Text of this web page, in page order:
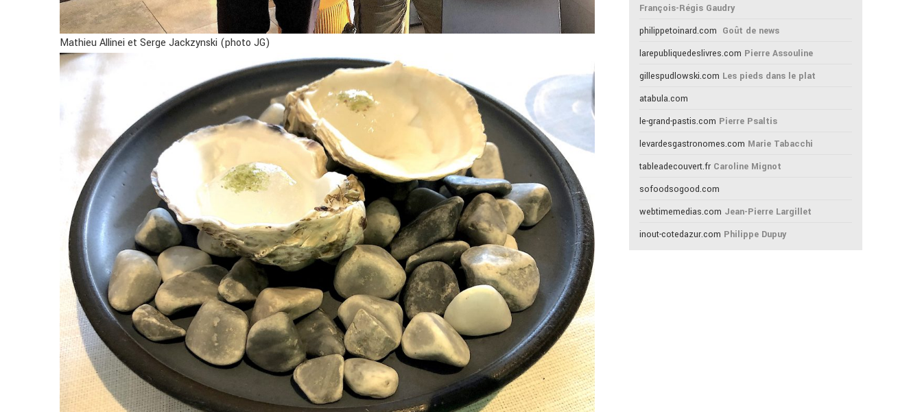
Mathieu Allinei et Serge Jackzynski (photo JG)
François-Régis Gaudry
philippetoinard.com Goût de news
larepubliquedeslivres.com Pierre Assouline
gillespudlowski.com Les pieds dans le plat
atabula.com
le-grand-pastis.com Pierre Psaltis
levardesgastronomes.com Marie Tabacchi
tableadecouvert.fr Caroline Mignot
sofoodsogood.com
webtimemedias.com Jean-Pierre Largillet
inout-cotedazur.com Philippe Dupuy